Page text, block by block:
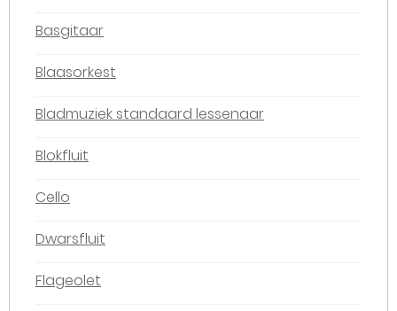
Basgitaar
Blaasorkest
Bladmuziek standaard lessenaar
Blokfluit
Cello
Dwarsfluit
Flageolet